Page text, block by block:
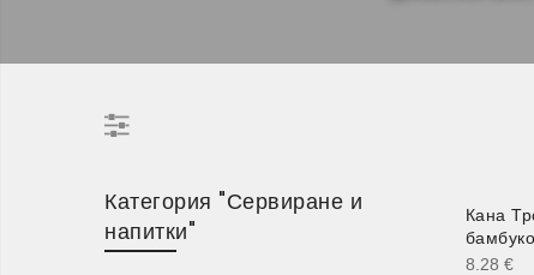
Кана
8.28 €
Категория "Сервиране и
напитки"